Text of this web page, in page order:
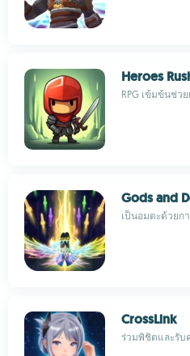
Heroes
RPG เข้มข้นช่
Gods and
เป็นอมตะด้วยก
CrossLink
ร่วมพิชิตและรับ